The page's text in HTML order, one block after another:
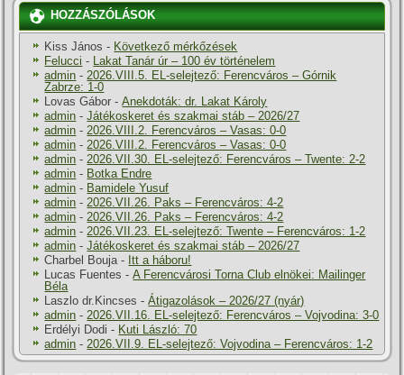
HOZZÁSZÓLÁSOK
Kiss János - Következő mérkőzések
Felucci - Lakat Tanár úr – 100 év történelem
admin -2026.VIII.5. EL-selejtező: Ferencváros – Górnik
Zabrze: 1-0
Lovas Gábor -Anekdoták: dr. Lakat Károly
admin -Játékoskeret és szakmai stáb – 2026/27
admin -2026.VIII.2. Ferencváros – Vasas: 0-0
admin -2026.VIII.2. Ferencváros – Vasas: 0-0
admin -2026.VII.30. EL-selejtező: Ferencváros – Twente: 2-2
admin - Botka Endre
admin - Bamidele Yusuf
admin -2026.VII.26. Paks – Ferencváros: 4-2
admin -2026.VII.26. Paks – Ferencváros: 4-2
admin -2026.VII.23. EL-selejtező: Twente – Ferencváros: 1-2
admin -Játékoskeret és szakmai stáb – 2026/27
Charbel Bouja- Itt a háboru!
Lucas Fuentes -A Ferencvárosi Torna Club elnökei: Mailinger
Béla
Laszlo dr.Kincses -Átigazolások – 2026/27 (nyár)
admin -2026.VII.16. EL-selejtező: Ferencváros – Vojvodina: 3-0
Erdélyi Dodi - Kuti László: 70
admin -2026.VII.9. EL-selejtező: Vojvodina – Ferencváros: 1-2